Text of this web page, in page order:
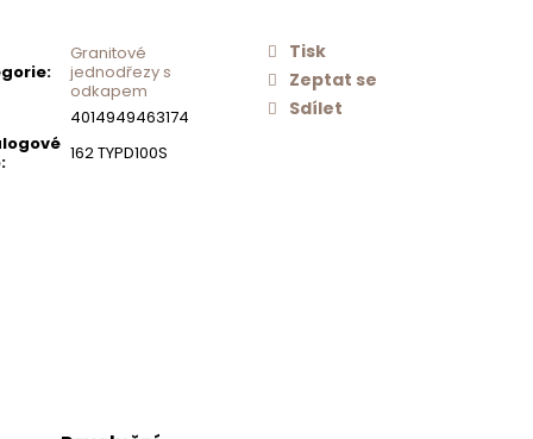
:
Granitové
jednodřezy s
odkapem
4014949463174
: 162 TYPD100S
Tisk
Zeptat se
Sdílet
TYPOS
628156
500 Kč